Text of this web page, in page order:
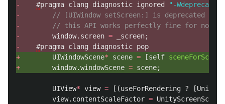
-
#pragma clang diagnostic ignored
"-
-
// [UIWindow setScreen:] is deprecated in
-
// this API works perfectly fine for now,
-
window. screen = _screen;
-
#pragma clang diagnostic pop
+
UIWindowScene* scene = [self sceneForScreen
+
window.windowScene = scene;
UIView* view = [(useForRendering ? [
view. contentScaleFactor =